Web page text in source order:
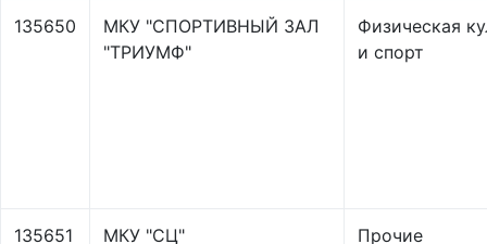
135650
МКУ "СПОРТИВНЫЙ ЗАЛ
"ТРИУМФ"
Физическая
и спорт
135651 МКУ "СЦ" Прочие